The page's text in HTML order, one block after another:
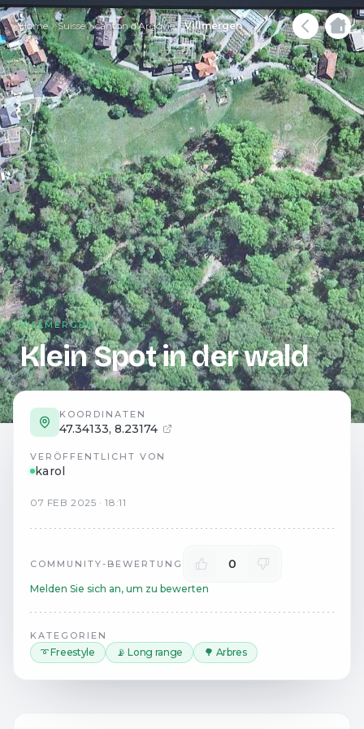
Home Suisse canton d'Argovie Villmergen
VILLMERGEN
Klein Spot in der wald
KOORDINATEN
47.34133, 8.23174
VERÖFFENTLICHT VON
karol
07 FEB 2025 ·18:11
COMMUNITY-BEWERTUNG 0
Melden Sie sich an, um zu bewerten
KATEGORIEN
➰ Freestyle 📡 Long range 🌳 Arbres